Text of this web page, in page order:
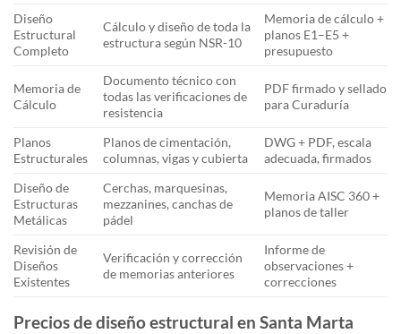
Diseño
Estructural
Completo
Cálculo y diseño de toda la
estructura según NSR-10
Memoria de cálculo +
planos E1–E5 +
presupuesto
Memoria de
Cálculo
Documento técnico con
todas las verificaciones de
resistencia
PDF firmado y sellado
para Curaduría
Planos
Estructurales
Planos de cimentación,
columnas, vigas y cubierta
DWG + PDF, escala
adecuada, firmados
Diseño de
Estructuras
Metálicas
Cerchas, marquesinas,
mezzanines, canchas de
pádel
Memoria AISC 360 +
planos de taller
Revisión de
Diseños
Existentes
Verificación y corrección
de memorias anteriores
Informe de
observaciones +
correcciones
Precios de diseño estructural en Santa Marta